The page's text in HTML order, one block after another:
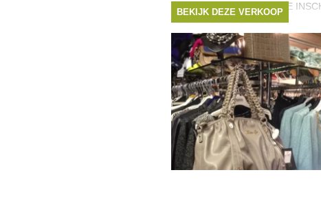
en schoenen. VERPLICHTE
VIA:
https://www.eventslab.be/
privee9 FACEBOOK
Merken:See by Chloé,
Citizens of Humanity,Pinko,BY
BIRGER, ...
BEKIJK DEZE VERKOOP